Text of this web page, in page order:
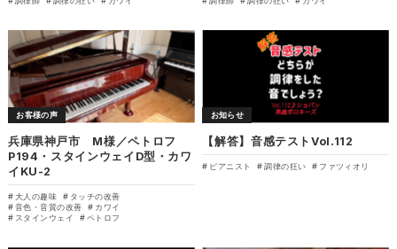
お客様の声
兵庫県神戸市 M様／ペトロフ
P194・スタインウェイD型・カワ
イKU-2
大人の趣味
タッチの改善
音色・音質の改善
カワイ
スタインウェイ
ペトロフ
お知らせ
【解答】音感テストVol.112
ピアニスト 調律の狂い ファツィオリ